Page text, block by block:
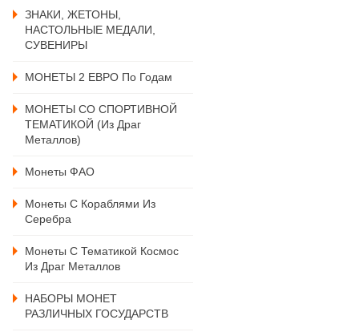
ЗНАКИ, ЖЕТОНЫ,
НАСТОЛЬНЫЕ МЕДАЛИ,
СУВЕНИРЫ
МОНЕТЫ 2 ЕВРО По Годам
МОНЕТЫ СО СПОРТИВНОЙ
ТЕМАТИКОЙ (из Драг
Металлов)
Монеты ФАО
Монеты С Кораблями Из
Серебра
Монеты С Тематикой Космос
Из Драг Металлов
НАБОРЫ МОНЕТ
РАЗЛИЧНЫХ ГОСУДАРСТВ